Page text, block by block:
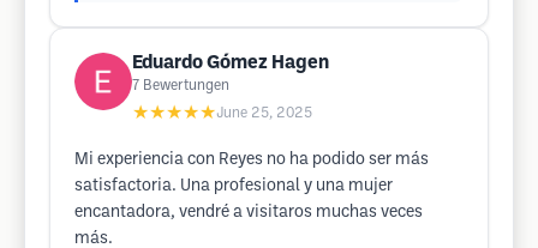
Eduardo Gómez Hagen
7 Bewertungen
★★★★★June 25, 2025
Mi experiencia con Reyes no ha podido ser más
satisfactoria. Una profesional y una mujer
encantadora, vendré a visitaros muchas veces
más.